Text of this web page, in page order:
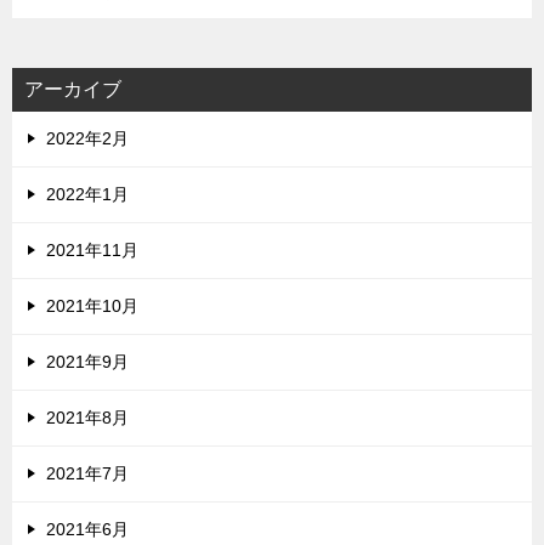
アーカイブ
2022年2月
2022年1月
2021年11月
2021年10月
2021年9月
2021年8月
2021年7月
2021年6月